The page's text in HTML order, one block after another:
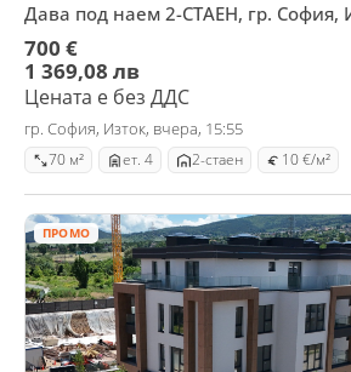
Дава под наем 2-СТАЕН, гр. София,
700 €
1 369,08 лв
Цената е без ДДС
гр. София, Изток, вчера, 15:55
70 м² ет. 4 2-стаен 10 €/м²
ПРОМО